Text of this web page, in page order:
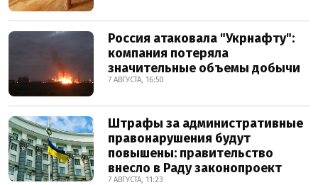
Россия атаковала "Укрнафту":
компания потеряла
значительные объемы добычи
7 АВГУСТА, 16:50
Штрафы за административные
правонарушения будут
повышены: правительство
внесло в Раду законопроект
7 АВГУСТА, 11:23